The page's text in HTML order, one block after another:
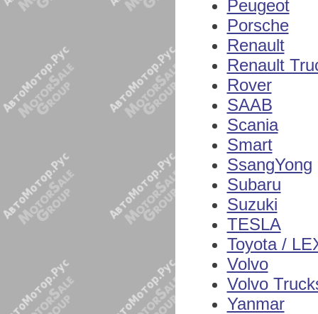
Peugeot
Porsche
Renault
Renault
Rover
SAAB
Scania
Smart
SsangYong
Subaru
Suzuki
TESLA
Toyota /
Volvo
Volvo
Yanmar